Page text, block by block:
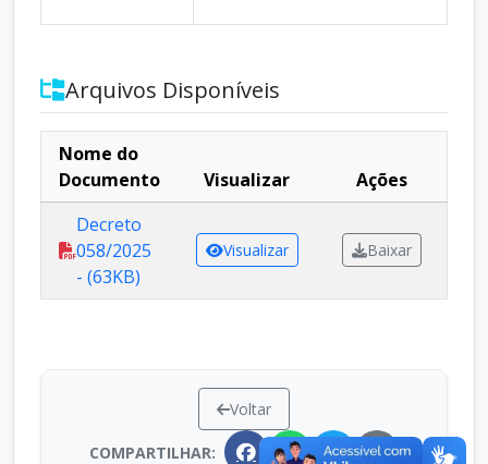
Arquivos Disponíveis
Nome do
Documento
Visualizar
Ações
Decreto
058/2025
- (63KB)
Visualizar Baixar
Voltar
COMPARTILHAR: